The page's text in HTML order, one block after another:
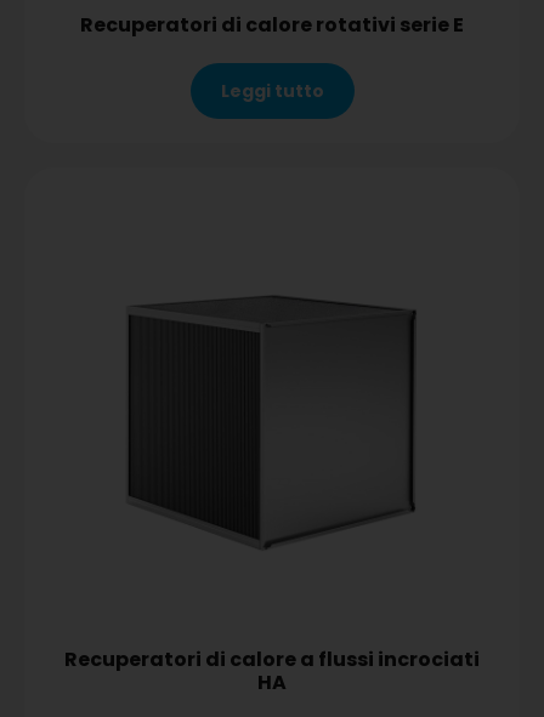
Recuperatori di calore rotativi serie E
Leggi tutto
Recuperatori di calore a flussi incrociati
HA